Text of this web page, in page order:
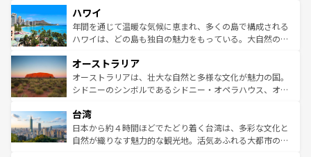
ば市内交通費無料で観光を楽しむこともできる。 なお、新
着のスイス情報はコンテンツ一覧 を参照してほしい。
のような巨大都市は、観光、ショッピング、エンターテイ
ンメントが詰まった刺激的なスポットだ。一方、アメリカ
西部には大自然が広がり、グランドキャニオンやイエロー
部のニューオーリンズでは、音楽と美食が融合した独特の
文化が魅力。旅行者はアメリカの各地域で異なる魅力を楽
しみながら、その多様性と豊かな歴史を感じることができ
ならではの贅沢な旅のスタイルだ。 なお、新着のアメリカ
情報はコンテンツ一覧を参照してほしい。
ハワイ
年間を通じて温暖な気候に恵まれ、多くの島で構成される
ハワイは、どの島も独自の魅力をもっている。大自然の神
ワイ島は見逃せない。また、定番の観光地といえばオアフ
島だが、静かな自然を求めるならマウイ島やカウアイ島が
おすすめ。エメラルドグリーンに輝く海をはじめ、豊かな
れるおもてなしの心で訪れる人々を迎えてくれるハワイの
人々、おいしいローカルフードやハワイアンミュージッ
ク、伝統的なフラダンスなど、すべてがハワイの魅力を彩
オーストラリア
オーストラリアは、壮大な自然と多様な文化が魅力の国。
シドニーのシンボルであるシドニー・オペラハウス、オー
リアリーフや大陸中央部にそびえるウルル（エアーズロッ
ク）、タスマニアの美しい原生林やケアンズの熱帯雨林な
ど、見どころがたくさん。また、カフェやワイン、オージ
台湾
日本から約４時間ほどでたどり着く台湾は、多彩な文化と
自然が織りなす魅力的な観光地。活気あふれる大都市の台